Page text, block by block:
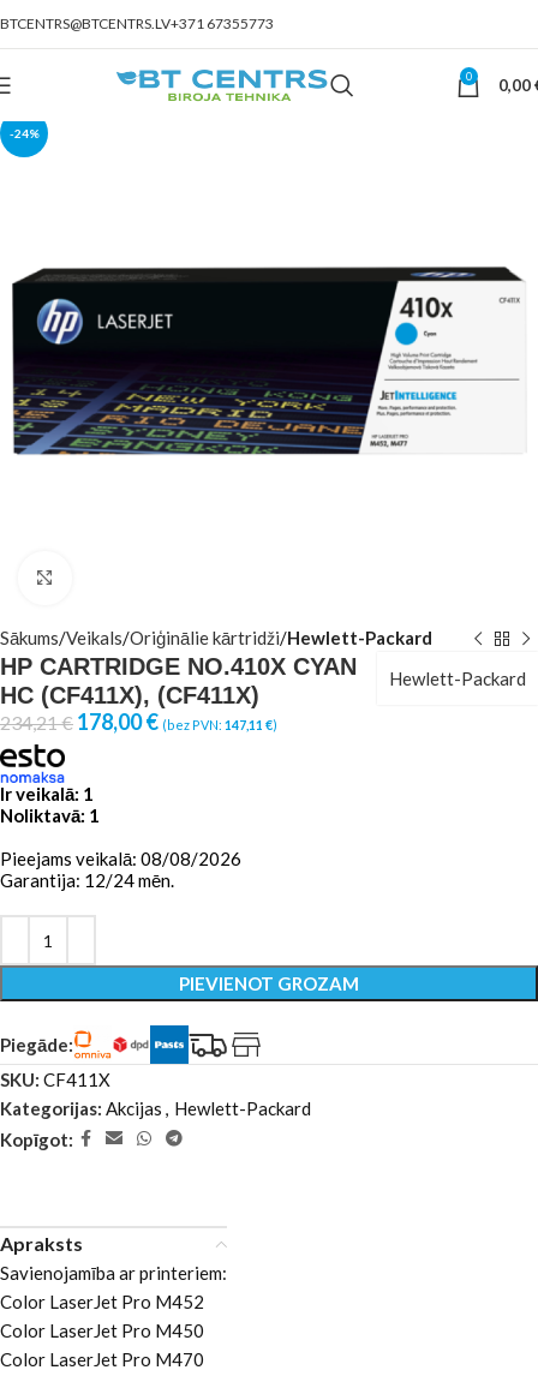
BTCENTRS@BTCENTRS.LV+371 67355773
0 0,00
-24%
Sākums Veikals Oriģinālie kārtridži Hewlett-Packard
HP CARTRIDGE NO.410X CYAN
HC (CF411X), (CF411X)
Hewlett-Packard
234,21€ 178,00€ (bez PVN: 147,11 €)
Ir veikalā: 1
Noliktavā: 1
Pieejams veikalā: 08/08/2026
Garantija: 12/24 mēn.
PIEVIENOT GROZAM
Piegāde:
SKU: CF411X
Kategorijas: Akcijas , Hewlett-Packard
Kopīgot:
Apraksts
Savienojamība ar printeriem:
Color LaserJet Pro M452
Color LaserJet Pro M450
Color LaserJet Pro M470